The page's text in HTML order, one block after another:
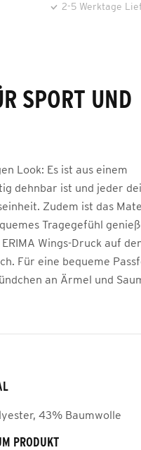
2-5 Werktage
SPORT UND
Look: Es ist aus einem
dehnbar ist und jeder
Zudem ist das
Tragegefühl
Wings-Druck auf
Für eine bequeme
an Ärmel und
43% Baumwolle
PRODUKT